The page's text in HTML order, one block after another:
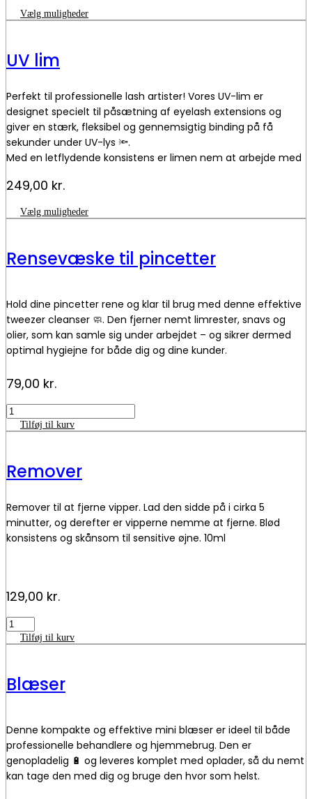
at dække, hvis dine kunder har huller mellem naturvipperne.
til
Vælg muligheder
vare
vælges
på
varesiden
UV lim
Perfekt til professionelle lash artister! Vores UV-lim er
designet specielt til påsætning af eyelash extensions og
giver en stærk, fleksibel og gennemsigtig binding på få
sekunder under UV-lys 🔦.
Med en letflydende konsistens er limen nem at arbejde med
bruges under en
💖 Fordele:
✔️ Perfekt til både klassiske, hybrid og volume lashes
Opbevar altid limen mørkt og væk fra sollys for optimal
kvalitet ☀️🚫
Holdbarhed: 7-8 uger efter åbning 📆
Ingredienser: Ethyl Cyanoacrylate, Polymethyl,
249,00 kr.
Vælg muligheder
vare
varianter.
Mulighederne
på
varesiden
Rensevæske til pincetter
Hold dine pincetter rene og klar til brug med denne effektive
tweezer cleanser 🧼. Den fjerner nemt limrester, snavs og
olier, som kan samle sig under arbejdet – og sikrer dermed
optimal hygiejne for både dig og dine kunder.
låget godt på efter brug, så væsken ikke fordamper 🔒
79,00 kr.
Rensevæske
til
pincetter
Tilføj til kurv
Remover
Remover til at fjerne vipper. Lad den sidde på i cirka 5
minutter, og derefter er vipperne nemme at fjerne. Blød
konsistens og skånsom til sensitive øjne. 10ml
129,00 kr.
Remover
antalTilføj til kurv
Blæser
Denne kompakte og effektive mini blæser er ideel til både
professionelle behandlere og hjemmebrug. Den er
genopladelig 🔋 og leveres komplet med oplader, så du nemt
kan tage den med dig og bruge den hvor som helst.